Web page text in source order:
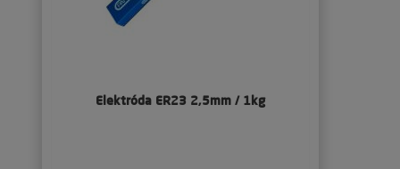
Elektróda ER23 2,5mm / 1kg